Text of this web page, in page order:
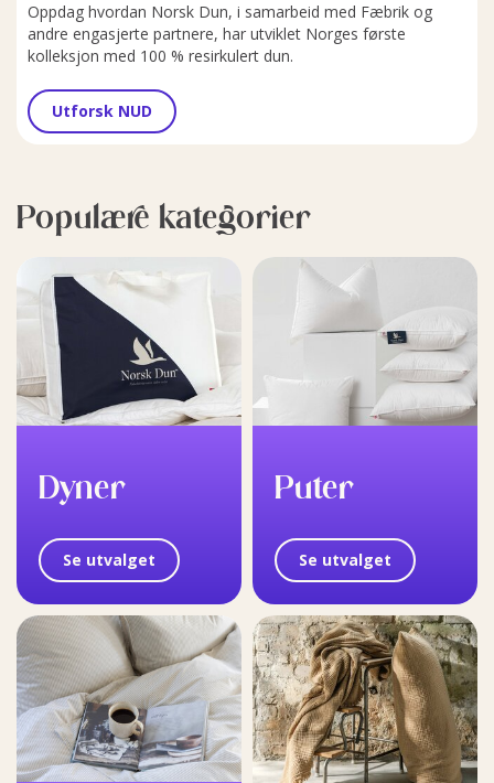
Oppdag hvordan Norsk Dun, i samarbeid med Fæbrik og
andre engasjerte partnere, har utviklet Norges første
kolleksjon med 100 % resirkulert dun.
Utforsk NUD
Populære kategorier
Dyner
Se utvalget
Puter
Se utvalget